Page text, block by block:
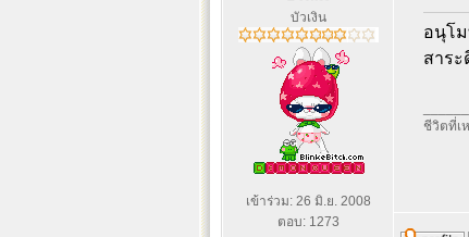
บัวเงิน
เข้าร่วม: 26 มิ.ย. 2008
ตอบ: 1273
อนุโ
สาร
ชีวิตที่เ